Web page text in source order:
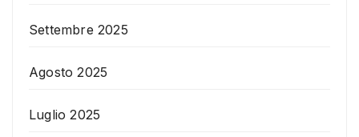
Settembre 2025
Agosto 2025
Luglio 2025